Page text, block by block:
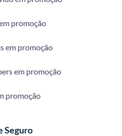
promoção
em promoção
em promoção
promoção
Seguro